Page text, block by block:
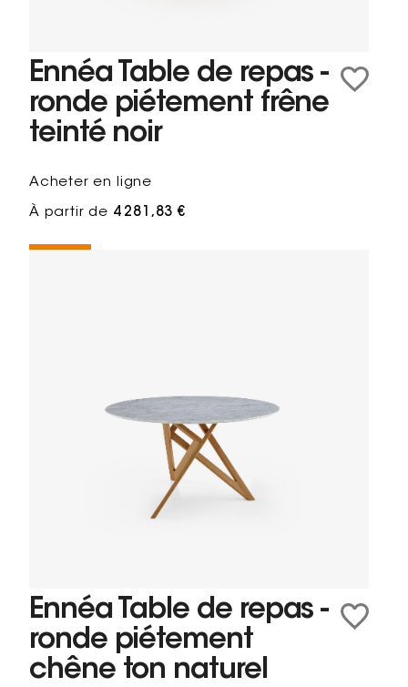
Ennéa Table de repas -
ronde piétement frêne
teinté noir
Acheter en ligne
À partir de 4 281,83 €
Ennéa Table de repas -
ronde piétement
chêne ton naturel